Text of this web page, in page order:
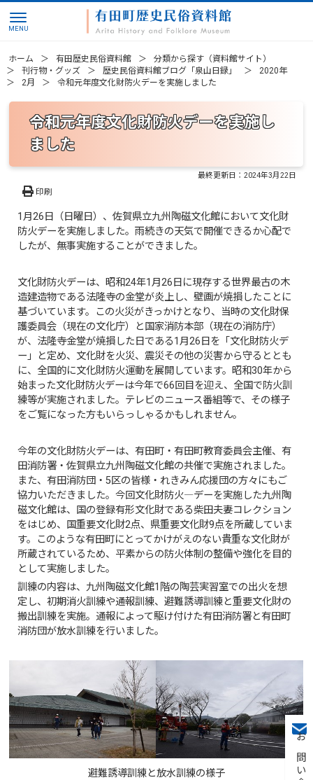
ホーム 有田歴史民俗資料館
分類から探す（資料館サイト）
刊行物・グッズ
歴史民俗資料館ブログ「泉山日録」
2020年
2月
令和元年度文化財防火デーを実施しました
令和元年度文化財防火デーを実施し
ました
最終更新日：2024年3月22日
印刷
1月26日（日曜日）、佐賀県立九州陶磁文化館において文化財
防火デーを実施しました。雨続きの天気で開催できるか心配で
したが、無事実施することができました。
文化財防火デーは、昭和24年1月26日に現存する世界最古の木
造建造物である法隆寺の金堂が炎上し、壁画が焼損したことに
基づいています。この火災がきっかけとなり、当時の文化財保
護委員会（現在の文化庁）と国家消防本部（現在の消防庁）
が、法隆寺金堂が焼損した日である1月26日を「文化財防火デ
ー」と定め、文化財を火災、震災その他の災害から守るととも
に、全国的に文化財防火運動を展開しています。昭和30年から
始まった文化財防火デーは今年で66回目を迎え、全国で防火訓
練等が実施されました。テレビのニュース番組等で、その様子
をご覧になった方もいらっしゃるかもしれません。
今年の文化財防火デーは、有田町・有田町教育委員会主催、有
田消防署・佐賀県立九州陶磁文化館の共催で実施されました。
また、有田消防団・5区の皆様・れきみん応援団の方々にもご
協力いただきました。今回文化財防火―デーを実施した九州陶
磁文化館は、国の登録有形文化財である柴田夫妻コレクション
をはじめ、国重要文化財2点、県重要文化財9点を所蔵していま
す。このような有田町にとってかけがえのない貴重な文化財が
所蔵されているため、平素からの防火体制の整備や強化を目的
として実施しました。
訓練の内容は、九州陶磁文化館1階の陶芸実習室での出火を想
定し、初期消火訓練や通報訓練、避難誘導訓練と重要文化財の
搬出訓練を実施。通報によって駆け付けた有田消防署と有田町
消防団が放水訓練を行いました。
避難誘導訓練と放水訓練の様子